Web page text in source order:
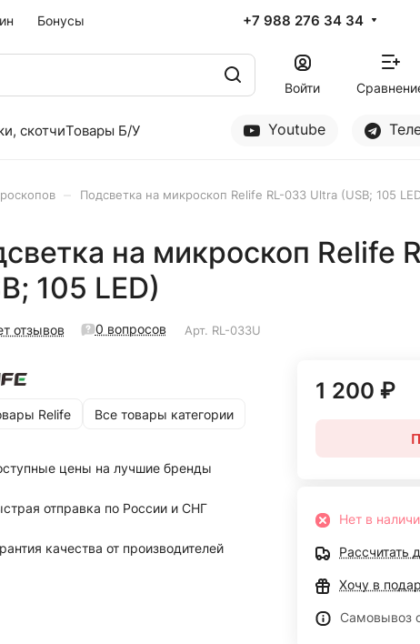
Бонусы +7 988 276 34 34
Войти
скотчиТовары Б/У Youtube
Подсветка на микроскоп Relife RL-033 Ultra (USB; 105
на микроскоп Relife
105 LED)
отзывов 0 вопросов Арт. RL-033U
Relife Все товары категории
цены на лучшие бренды
отправка по России и СНГ
качества от производителей
1 200 ₽
Нет в
Рассчитать
Хочу в
Самовывоз